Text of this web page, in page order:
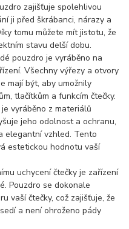
zajišťuje spolehlivou
ji před škrábanci, nárazy a
tomu můžete mít jistotu, že
stavu delší dobu.
pouzdro je vyráběno na
Všechny výřezy a otvory
mají být, aby umožnily
tlačítkům a funkcím čtečky.
vyráběno z materiálů
jeho odolnost a ochranu,
elegantní vzhled. Tento
estetickou hodnotu vaší
uchycení čtečky je zařízení
Pouzdro se dokonale
vaší čtečky, což zajišťuje, že
a není ohroženo pády